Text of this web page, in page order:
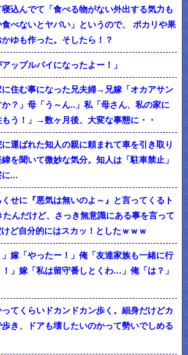
込んでて「食べる物がない外出する気力も
べないとヤバい」というので、 ポカリや果
ゆも作った。そしたら！？
ップルパイになったよー！」
に住む事になった兄夫婦→兄嫁「オカアサン
？」母「う～ん..」私「母さん、私の家に
う！」→数ヶ月後、大変な事態に・・
運ばれた知人の親に頼まれて車を引き取り
を聞いて微妙な気分。知人は「駐車禁止」
...
せに『悪気は無いのよ～』と言ってくるト
たんだけど、さっき無意識にある事を言って
ど自分的にはスカッ！としたｗｗｗ
嫁「やったー！」俺「友達家族も一緒に行
」嫁「私は留守番しとくわ…」俺「は？」
てくらいドカンドカン歩く。細身だけどカ
き、ドアも壊したいのかって勢いでしめる